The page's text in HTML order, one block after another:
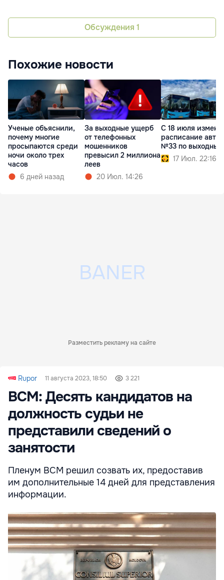
Обсуждения 1
Похожие новости
Ученые объяснили,
почему многие
просыпаются среди
ночи около трех
часов
6 дней назад
За выходные ущерб
от телефонных
мошенников
превысил 2 миллиона
леев
20 Июл. 14:26
С 18 июля
расписание
№33 по выходным
17 Июл. 22:16
Разместить рекламу на сайте
Rupor 11 августа 2023, 18:50 3 221
ВСМ: Десять кандидатов на
должность судьи не
представили сведений о
занятости
Пленум ВСМ решил созвать их, предоставив
им дополнительные 14 дней для представления
информации.